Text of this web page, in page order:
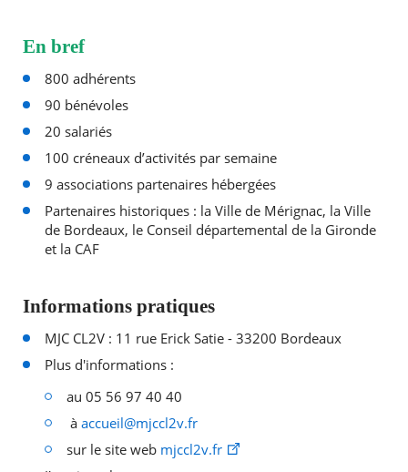
En bref
800 adhérents
90 bénévoles
20 salariés
100 créneaux d’activités par semaine
9 associations partenaires hébergées
Partenaires historiques : la Ville de Mérignac, la Ville
de Bordeaux, le Conseil départemental de la Gironde
et la CAF
Informations pratiques
MJC CL2V : 11 rue Erick Satie - 33200 Bordeaux
Plus d'informations :
au 05 56 97 40 40
àaccueil@mjccl2v.fr
sur le site web mjccl2v.fr